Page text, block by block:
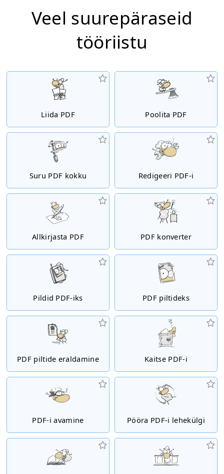
Veel suurepäraseid
tööriistu
Liida PDF Poolita PDF
Suru PDF kokku Redigeeri PDF-i
Allkirjasta PDF PDF konverter
Pildid PDF-iks PDF piltideks
PDF piltide eraldamine Kaitse PDF-i
PDF-i avamine Pööra PDF-i lehekülgi